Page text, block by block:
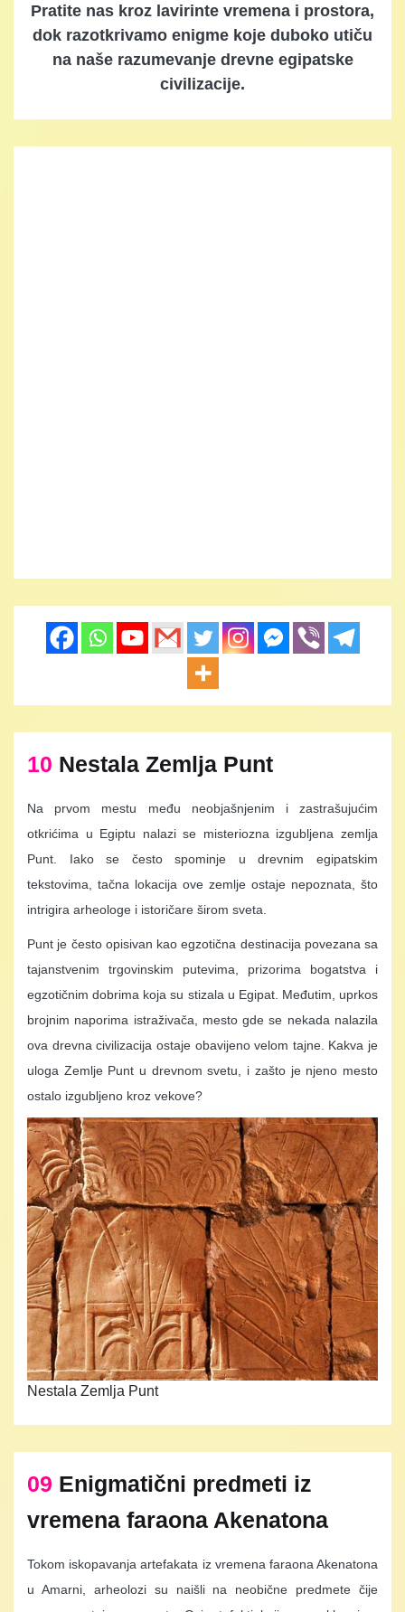
Pratite nas kroz lavirinte vremena i prostora,
dok razotkrivamo enigme koje duboko utiču
na naše razumevanje drevne egipatske
civilizacije.
10 Nestala Zemlja Punt
Na prvom mestu među neobjašnjenim i zastrašujućim
otkrićima u Egiptu nalazi se misteriozna izgubljena zemlja
Punt. Iako se često spominje u drevnim egipatskim
tekstovima, tačna lokacija ove zemlje ostaje nepoznata, što
intrigira arheologe i istoričare širom sveta.
Punt je često opisivan kao egzotična destinacija povezana sa
tajanstvenim trgovinskim putevima, prizorima bogatstva i
egzotičnim dobrima koja su stizala u Egipat. Međutim, uprkos
brojnim naporima istraživača, mesto gde se nekada nalazila
ova drevna civilizacija ostaje obavijeno velom tajne. Kakva je
uloga Zemlje Punt u drevnom svetu, i zašto je njeno mesto
ostalo izgubljeno kroz vekove?
Nestala Zemlja Punt
09 Enigmatični predmeti iz
vremena faraona Akenatona
Tokom iskopavanja artefakata iz vremena faraona Akenatona
u Amarni, arheolozi su naišli na neobične predmete čije